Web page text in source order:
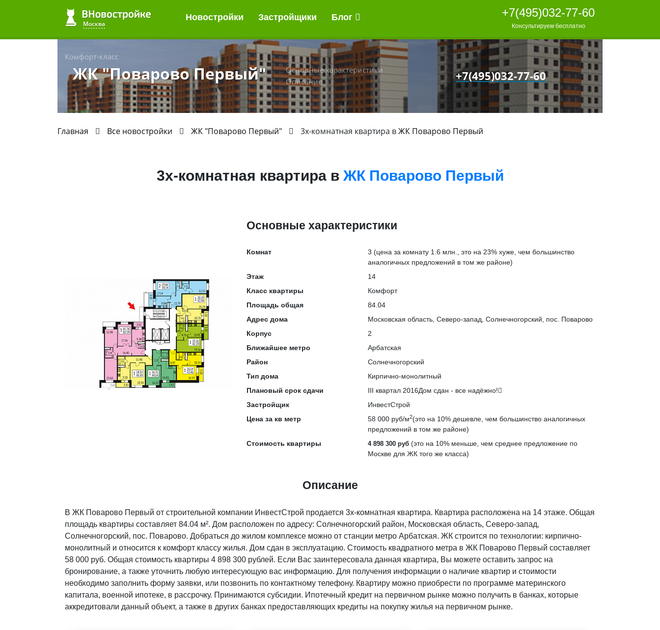
Москва
Новостройки Застройщики Блог +7(495)032-77-60
Консультируем бесплатно
Комфорт-класс
ЖК "Поварово Первый"
Основные характеристики
Описание
+7(495)032-77-60
Главная Все новостройки ЖК "Поварово Первый" 3х-комнатная квартира вЖК Поварово Первый
3х-комнатная квартира в ЖК Поварово Первый
Основные характеристики
Комнат 3 (цена за комнату 1.6 млн., это на 23% хуже, чем большинство
аналогичных предложений в том же районе)
Этаж
14
Класс квартиры
Комфорт
Площадь общая
84.04
Адрес дома
Московская область, Северо-запад, Солнечногорский, пос. Поварово
Корпус
2
Ближайшее метро
Арбатская
Район
Солнечногорский
Тип дома
Кирпично-монолитный
Плановый срок сдачи
III квартал 2016Дом сдан - все надёжно!
Застройщик
ИнвестСтрой
Цена за кв метр
58 000 руб/м2(это на 10% дешевле, чем большинство аналогичных
предложений в том же районе)
Стоимость квартиры
4 898 300 руб (это на 10% меньше, чем среднее предложение по
Москве для ЖК того же класса)
Описание
В ЖК Поварово Первый от строительной компании ИнвестСтрой продается 3х-комнатная квартира. Квартира расположена на 14 этаже. Общая
площадь квартиры составляет 84.04 м². Дом расположен по адресу: Солнечногорский район, Московская область, Северо-запад,
Солнечногорский, пос. Поварово. Добраться до жилом комплексе можно от станции метро Арбатская. ЖК строится по технологии: кирпично-
монолитный и относится к комфорт классу жилья. Дом сдан в эксплуатацию. Стоимость квадратного метра в ЖК Поварово Первый составляет
58 000 руб. Общая стоимость квартиры 4 898 300 рублей. Если Вас заинтересовала данная квартира, Вы можете оставить запрос на
бронирование, а также уточнить любую интересующую вас информацию. Для получения информации о наличие квартир и стоимости
необходимо заполнить форму заявки, или позвонить по контактному телефону. Квартиру можно приобрести по программе материнского
капитала, военной ипотеке, в рассрочку. Принимаются субсидии. Ипотечный кредит на первичном рынке можно получить в банках, которые
аккредитовали данный объект, а также в других банках предоставляющих кредиты на покупку жилья на первичном рынке.